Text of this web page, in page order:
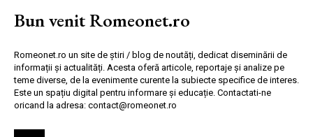
Bun venit Romeonet.ro
Romeonet.ro un site de știri / blog de noutăți, dedicat diseminării de
informații și actualități. Acesta oferă articole, reportaje și analize pe
teme diverse, de la evenimente curente la subiecte specifice de interes.
Este un spațiu digital pentru informare și educație. Contactati-ne
oricand la adresa: contact@romeonet.ro